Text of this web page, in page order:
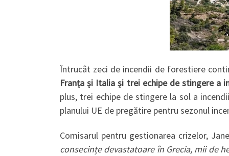
Întrucât zeci de incendii de forestiere
Franța și Italia și trei echipe de stingere a
plus, trei echipe de stingere la sol a
planului UE de pregătire pentru sezonul
Comisarul pentru gestionarea crizelor,
consecințe devastatoare în Grecia, mii de